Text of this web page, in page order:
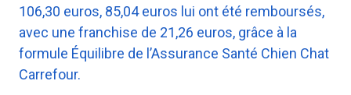
106,30 euros, 85,04 euros lui ont été remboursés,
avec une franchise de 21,26 euros, grâce à la
formule Équilibre de l’Assurance Santé Chien Chat
Carrefour.